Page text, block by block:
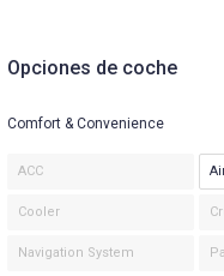
Opciones de coche
Comfort & Convenience
ACC
Cooler
Navigation System